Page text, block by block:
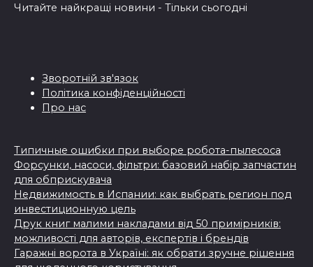
Читайте найкращі новини - Тільки сьогодні
Зворотній зв'язок
Політика конфіденційності
Про нас
Типичные ошибки при выборе робота-пылесоса
Форсунки, насоси, фільтри: базовий набір запчастин
для обприскувача
Недвижимость в Испании: как выбрать регион под
инвестиционную цель
Друк книг малими накладами від 50 примірників:
можливості для авторів, експертів і брендів
Гаражні ворота в Україні: як обрати зручне рішення